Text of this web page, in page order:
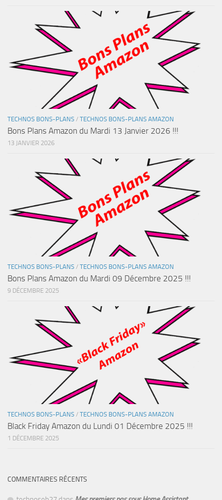
TECHNOS BONS-PLANS / TECHNOS BONS-PLANS AMAZON
Bons Plans Amazon du Mardi 13 Janvier 2026 !!!
13 JANVIER 2026
TECHNOS BONS-PLANS / TECHNOS BONS-PLANS AMAZON
Bons Plans Amazon du Mardi 09 Décembre 2025 !!!
9 DÉCEMBRE 2025
TECHNOS BONS-PLANS / TECHNOS BONS-PLANS AMAZON
Black Friday Amazon du Lundi 01 Décembre 2025 !!!
1 DÉCEMBRE 2025
COMMENTAIRES RÉCENTS